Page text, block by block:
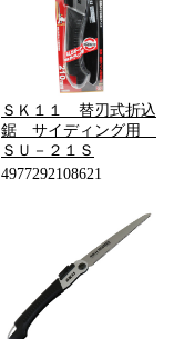
ＳＫ１１ 替刃式折込
鋸 サイディング用
ＳＵ－２１Ｓ
4977292108621